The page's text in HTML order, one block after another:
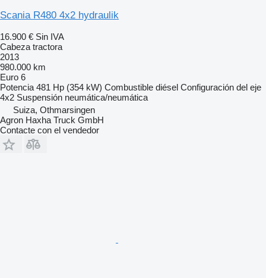
Scania R480 4x2 hydraulik
16.900 € Sin IVA
Cabeza tractora
2013
980.000 km
Euro 6
Potencia 481 Hp (354 kW) Combustible diésel Configuración del eje
4x2 Suspensión neumática/neumática
Suiza, Othmarsingen
Agron Haxha Truck GmbH
Contacte con el vendedor